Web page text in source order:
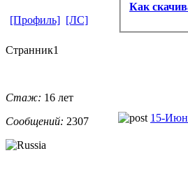
Как
[Профиль] [ЛС]
Странник1
Стаж: 16 лет
Сообщений: 2307 15-